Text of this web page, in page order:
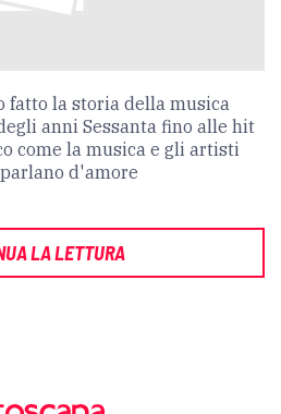
fatto la storia della musica
anni Sessanta fino alle hit
come la musica e gli artisti
d'amore
LA LETTURA